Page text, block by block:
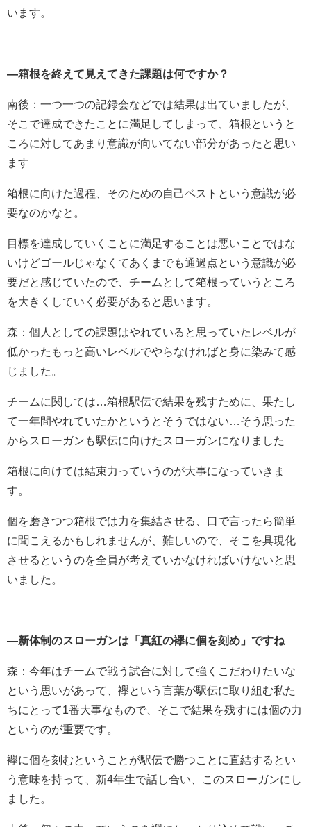
います。
―箱根を終えて見えてきた課題は何ですか？
南後：一つ一つの記録会などでは結果は出ていましたが、
そこで達成できたことに満足してしまって、箱根というと
ころに対してあまり意識が向いてない部分があったと思い
ます
箱根に向けた過程、そのための自己ベストという意識が必
要なのかなと。
目標を達成していくことに満足することは悪いことではな
いけどゴールじゃなくてあくまでも通過点という意識が必
要だと感じていたので、チームとして箱根っていうところ
を大きくしていく必要があると思います。
森：個人としての課題はやれていると思っていたレベルが
低かったもっと高いレベルでやらなければと身に染みて感
じました。
チームに関しては…箱根駅伝で結果を残すために、果たし
て一年間やれていたかというとそうではない…そう思った
からスローガンも駅伝に向けたスローガンになりました
箱根に向けては結束力っていうのが大事になっていきま
す。
個を磨きつつ箱根では力を集結させる、口で言ったら簡単
に聞こえるかもしれませんが、難しいので、そこを具現化
させるというのを全員が考えていかなければいけないと思
いました。
―新体制のスローガンは「真紅の襷に個を刻め」ですね
森：今年はチームで戦う試合に対して強くこだわりたいな
という思いがあって、襷という言葉が駅伝に取り組む私た
ちにとって1番大事なもので、そこで結果を残すには個の力
というのが重要です。
襷に個を刻むということが駅伝で勝つことに直結するとい
う意味を持って、新4年生で話し合い、このスローガンにし
ました。